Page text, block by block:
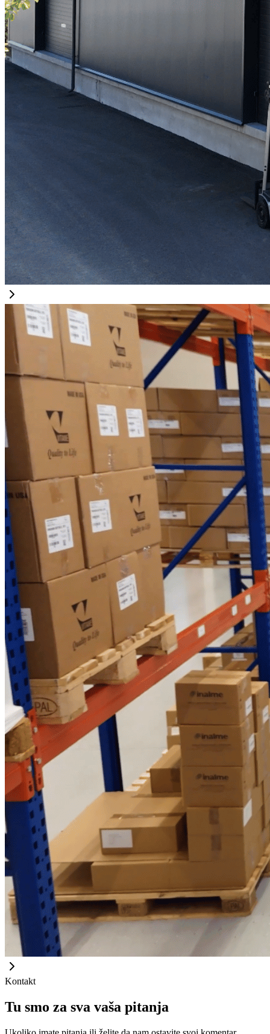
Kontakt
Tu smo za sva vaša pitanja